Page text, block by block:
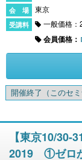
東京
一般価格：
会員価格：
開催終了 （このセ
【東京10/30-
2019 ①ゼロ